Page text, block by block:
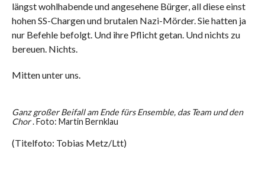
längst wohlhabende und angesehene Bürger, all diese einst
hohen SS-Chargen und brutalen Nazi-Mörder. Sie hatten ja
nur Befehle befolgt. Und ihre Pflicht getan. Und nichts zu
bereuen. Nichts.
Mitten unter uns.
Ganz großer Beifall am Ende fürs Ensemble, das Team und den
Chor. Foto: Martin Bernklau
(Titelfoto: Tobias Metz/Ltt)